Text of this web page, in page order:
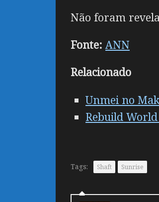
Não foram
Fonte: ANN
Relacionado
Unmei no
Rebuild
Tags: Shaft Sunrise